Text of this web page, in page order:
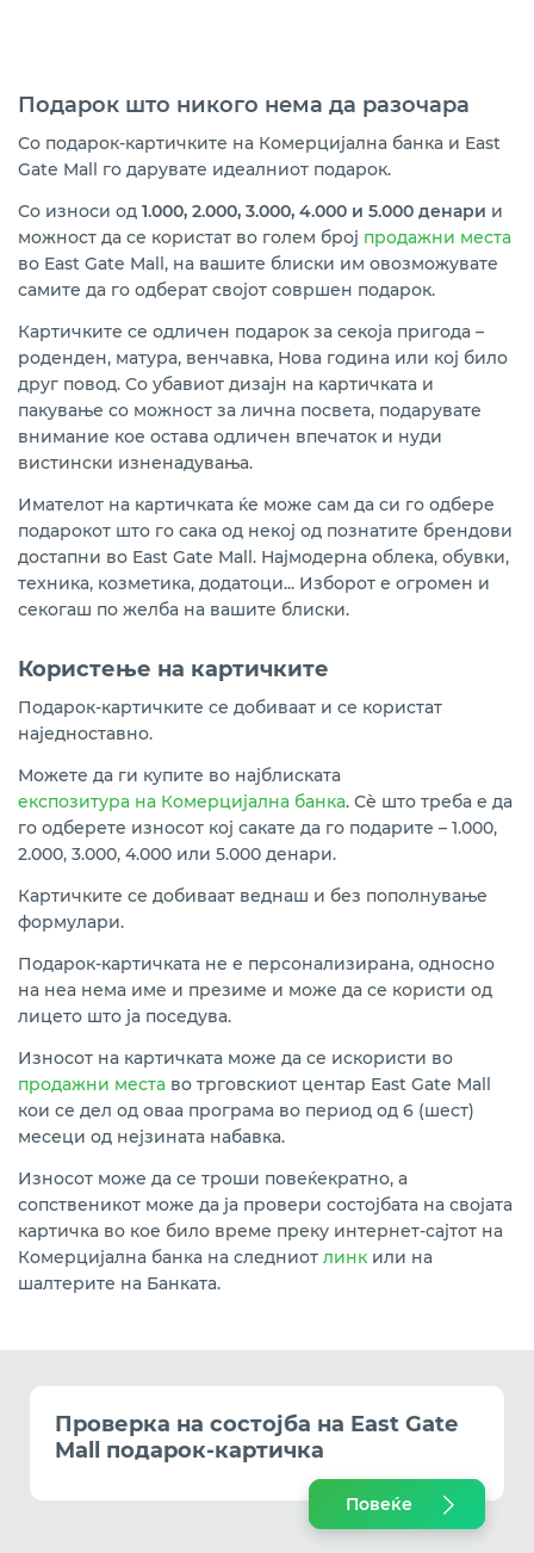
Подарок што никогo нема да разочара
Со подарок-картичките на Комерцијална банка и East
Gate Mall го дарувате идеалниот подарок.
Со износи од 1.000, 2.000, 3.000, 4.000 и 5.000 денари и
можност да се користат во голем број продажни места
во East Gate Mall, на вашите блиски им овозможувате
самите да го одберат својот совршен подарок.
Картичките се одличен подарок за секоја пригода –
роденден, матура, венчавка, Нова година или кој било
друг повод. Со убавиот дизајн на картичката и
пакување со можност за лична посвета, подарувате
внимание кое остава одличен впечаток и нуди
вистински изненадувања.
Имателот на картичката ќе може сам да си го одбере
подарокот што го сака од некој од познатите брендови
достапни во East Gate Mall. Најмодерна облека, обувки,
техника, козметика, додатоци... Изборот е огромен и
секогаш по желба на вашите блиски.
Користење на картичките
Подарок-картичките се добиваат и се користат
наједноставно.
Можете да ги купите во најблиската
експозитура на Комерцијална банка. Сѐ што треба е да
го одберете износот кој сакате да го подарите – 1.000,
2.000, 3.000, 4.000 или 5.000 денари.
Картичките се добиваат веднаш и без пополнување
формулари.
Подарок-картичката не е персонализирана, односно
на неа нема име и презиме и може да се користи од
лицето што ја поседува.
Износот на картичката може да се искористи во
продажни места во трговскиот центар East Gate Mall
кои се дел од оваа програма во период од 6 (шест)
месеци од нејзината набавка.
Износот може да се троши повеќекратно, а
сопственикот може да ја провери состојбата на својата
картичка во кое било време преку интернет-сајтот на
Комерцијална банка на следниот линк или на
шалтерите на Банката.
Проверка на состојба на East Gate
Mall подарок-картичка
Повеќе